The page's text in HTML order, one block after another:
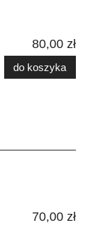
80,00 zł
do koszyka
70,00 zł